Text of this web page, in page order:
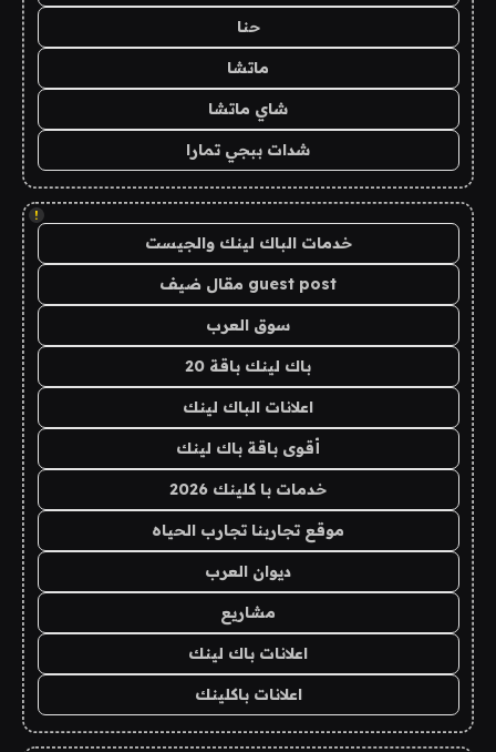
حنا
ماتشا
شاي ماتشا
شدات ببجي تمارا
!
خدمات الباك لينك والجيست
guest post مقال ضيف
سوق العرب
باك لينك باقة 20
اعلانات الباك لينك
أقوى باقة باك لينك
خدمات با كلينك 2026
موقع تجاربنا تجارب الحياه
ديوان العرب
مشاريع
اعلانات باك لينك
اعلانات باكلينك